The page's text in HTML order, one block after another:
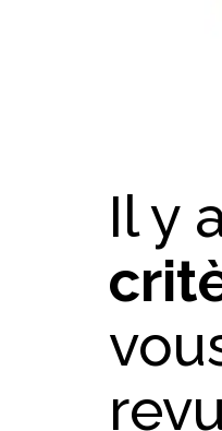
Il y